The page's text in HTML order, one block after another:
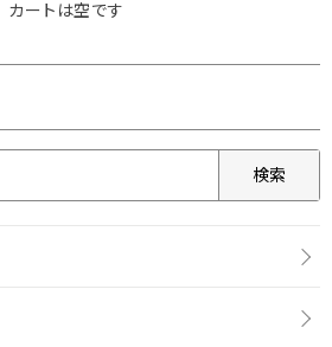
カートは空です
検索